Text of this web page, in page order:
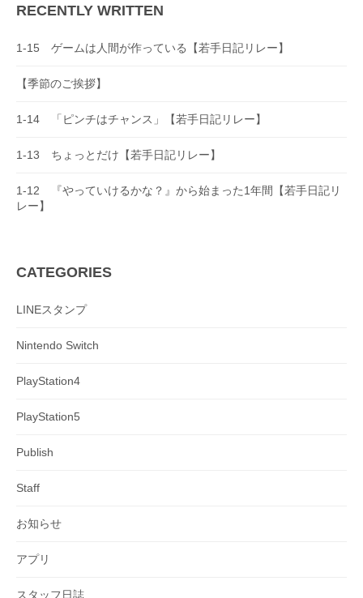
g
a
o
RECENTLY WRITTEN
1-15 ゲームは人間が作っている【若手日記リレー】
【季節のご挨拶】
1-14 「ピンチはチャンス」【若手日記リレー】
1-13 ちょっとだけ【若手日記リレー】
1-12 『やっていけるかな？』から始まった1年間【若手日記リ
レー】
CATEGORIES
LINEスタンプ
Nintendo Switch
PlayStation4
PlayStation5
Publish
Staff
お知らせ
アプリ
スタッフ日誌